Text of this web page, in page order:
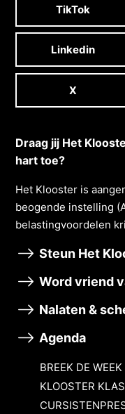
TikTok
Linkedin
X
Draag jij Het
hart toe?
Het Klooster is
beogende instelling
belastingvoordelen
Steun Het
Word vriend
Nalaten &
Agenda
BREEK DE WEEK
KLOOSTER